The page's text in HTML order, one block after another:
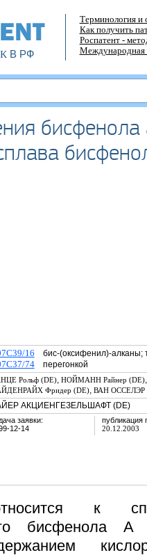
В РФ
Терминология и
Как получить
Роспатент -
Международная
бисфенола
16 бис-(оксифенил)-алканы;
74перегонкой
Рольф (DE), НОЙМАНН Райнер (DE)
Фридер (DE), ВАН ОССЕЛЭР
АКЦИЕНГЕЗЕЛЬШАФТ (DE)
заявки:
12-14
публикация
20.12.2003
к
бисфенола А